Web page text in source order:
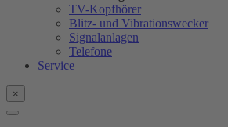
TV-Kopfhörer
Blitz- und Vibrationswecker
Signalanlagen
Telefone
Service
×